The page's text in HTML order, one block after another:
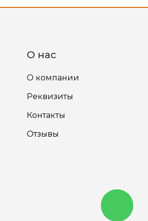
О нас
О компании
Реквизиты
Контакты
Отзывы